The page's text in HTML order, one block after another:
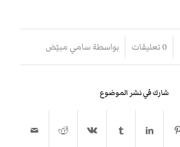
0 تعليقات
/ بواسطةسامي مبيّض
شارك في نشر الموضوع